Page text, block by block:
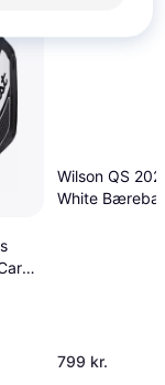
Wilson QS
White
799 kr.